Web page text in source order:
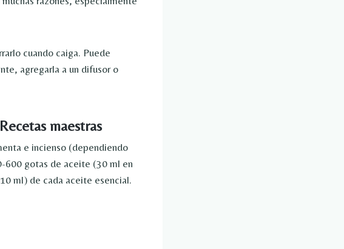
cuando caiga. Puede
agregarla a un difusor o
maestras
e incienso (dependiendo
600 gotas de aceite (30 ml en
ml) de cada aceite esencial.